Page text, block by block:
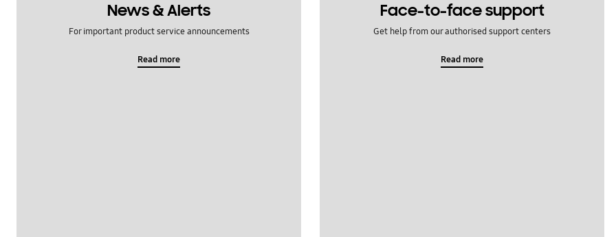
Face-to-face support
Get help from our authorised support centers
Read more
News & Alerts
For important product service announcements
Read more